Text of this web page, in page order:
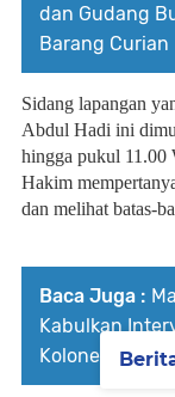
dan Gudang
Barang Curian
Sidang lapangan
Abdul Hadi ini
hingga pukul 11.00
Hakim
dan melihat batas-
Baca Juga :
Kabulkan
Kolonel (Purn)